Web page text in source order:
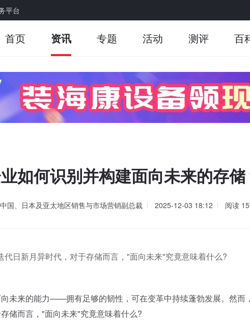
平台
首页 资讯 专题 活动 测评 百
如何识别并构建面向未来的存储
国、日本及亚太地区销售与市场营销副总裁 2025-12-03 18:12 阅读
代日新月异时代，对于存储而言，"面向未来"究竟意味着什么?
来的能力——拥有足够的韧性，可在变革中持续蓬勃发展。然而
储而言，"面向未来"究竟意味着什么?